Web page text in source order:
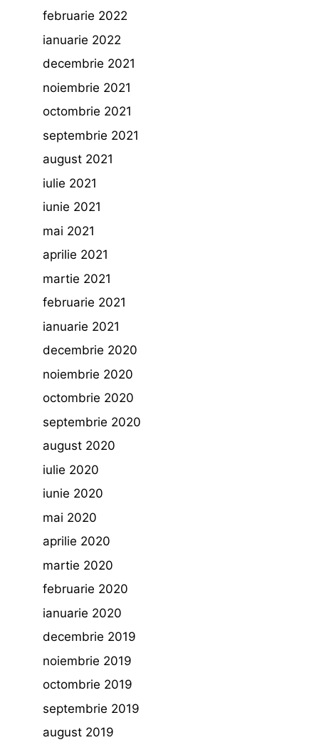
februarie 2022
ianuarie 2022
decembrie 2021
noiembrie 2021
octombrie 2021
septembrie 2021
august 2021
iulie 2021
iunie 2021
mai 2021
aprilie 2021
martie 2021
februarie 2021
ianuarie 2021
decembrie 2020
noiembrie 2020
octombrie 2020
septembrie 2020
august 2020
iulie 2020
iunie 2020
mai 2020
aprilie 2020
martie 2020
februarie 2020
ianuarie 2020
decembrie 2019
noiembrie 2019
octombrie 2019
septembrie 2019
august 2019